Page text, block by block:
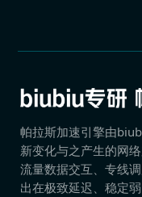
帕拉斯加速引擎由
新变化与之产生的网
流量数据交互、专线
出在极致延迟、稳定